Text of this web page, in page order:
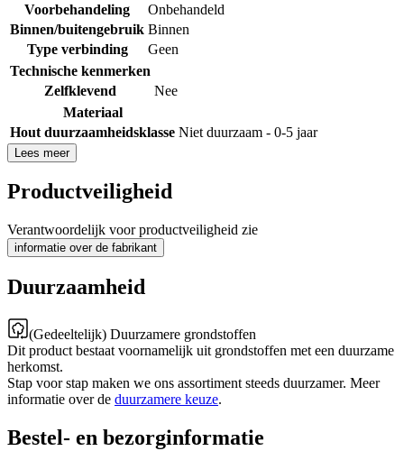
Voorbehandeling
Onbehandeld
Binnen/buitengebruik Binnen
Type verbinding
Geen
Technische kenmerken
Zelfklevend
Nee
Materiaal
Hout duurzaamheidsklasse Niet duurzaam - 0-5 jaar
Lees meer
Productveiligheid
Verantwoordelijk voor productveiligheid zie
informatie over de fabrikant
Duurzaamheid
(Gedeeltelijk) Duurzamere grondstoffen
Dit product bestaat voornamelijk uit grondstoffen met een duurzame
herkomst.
Stap voor stap maken we ons assortiment steeds duurzamer. Meer
informatie over de duurzamere keuze.
Bestel- en bezorginformatie